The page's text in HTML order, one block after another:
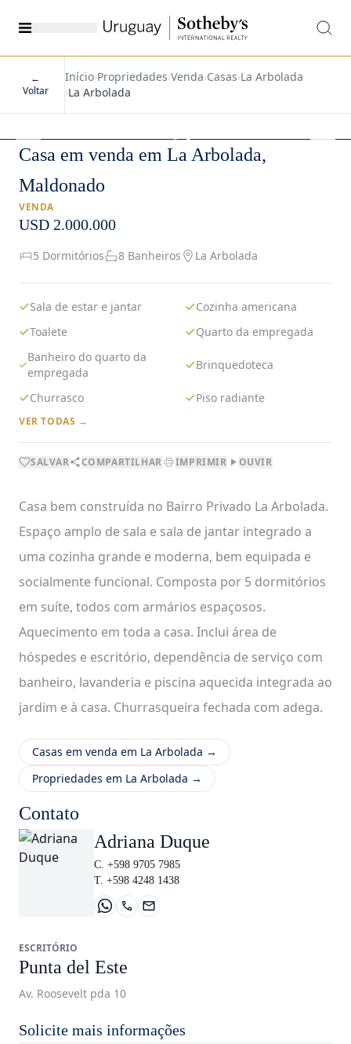
←
Voltar
Início›Propriedades›Venda›Casas›La Arbolada
›La Arbolada
1/34
Casa em venda em La Arbolada,
Maldonado
VENDA
USD 2.000.000
5 Dormitórios 8 Banheiros La Arbolada
Sala de estar e jantar
Cozinha americana
Toalete
Quarto da empregada
Banheiro do quarto da
empregada
Brinquedoteca
Churrasco Piso radiante
VER TODAS →
SALVAR COMPARTILHAR IMPRIMIR OUVIR
Casa bem construída no Bairro Privado La Arbolada.
Espaço amplo de sala e sala de jantar integrado a
uma cozinha grande e moderna, bem equipada e
socialmente funcional. Composta por 5 dormitórios
em suíte, todos com armários espaçosos.
Aquecimento em toda a casa. Inclui área de
hóspedes e escritório, dependência de serviço com
banheiro, lavanderia e piscina aquecida integrada ao
jardim e à casa. Churrasqueira fechada com adega.
Casas em venda em La Arbolada →
Propriedades em La Arbolada →
Contato
Adriana Duque
C. +598 9705 7985
T. +598 4248 1438
ESCRITÓRIO
Punta del Este
Av. Roosevelt pda 10
Solicite mais informações